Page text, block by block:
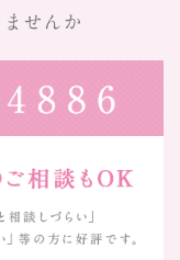
せんか